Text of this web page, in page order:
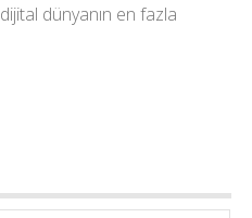
dünyanın en fazla